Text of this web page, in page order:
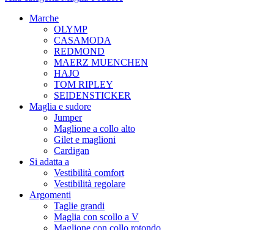
Marche
OLYMP
CASAMODA
REDMOND
MAERZ MUENCHEN
HAJO
TOM RIPLEY
SEIDENSTICKER
Maglia e sudore
Jumper
Maglione a collo alto
Gilet e maglioni
Cardigan
Si adatta a
Vestibilità comfort
Vestibilità regolare
Argomenti
Taglie grandi
Maglia con scollo a V
Maglione con collo rotondo